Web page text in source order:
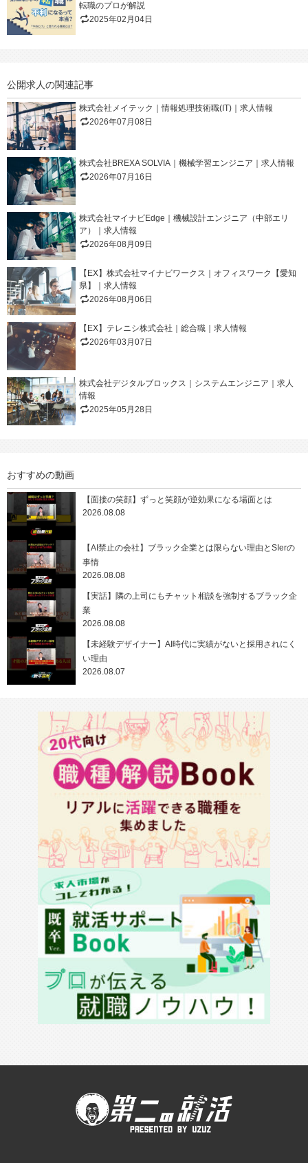
転職のプロが解説
2025年02月04日
公開求人の関連記事
株式会社メイテック｜情報処理技術職(IT)｜求人情報
2026年07月08日
株式会社BREXA SOLVIA｜機械学習エンジニア｜求人情報
2026年07月16日
株式会社マイナビEdge｜機械設計エンジニア（中部エリ
ア）｜求人情報
2026年08月09日
【EX】株式会社マイナビワークス｜オフィスワーク【愛知
県】｜求人情報
2026年08月06日
【EX】テレニシ株式会社｜総合職｜求人情報
2026年03月07日
株式会社デジタルブロックス｜システムエンジニア｜求人
情報
2025年05月28日
おすすめの動画
【面接の笑顔】ずっと笑顔が逆効果になる場面とは
2026.08.08
【AI禁止の会社】ブラック企業とは限らない理由とSIerの
事情
2026.08.08
【実話】隣の上司にもチャット相談を強制するブラック企
業
2026.08.08
【未経験デザイナー】AI時代に実績がないと採用されにく
い理由
2026.08.07